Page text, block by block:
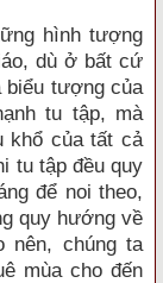
hình tượng
dù ở bất cứ
biểu tượng của
tu tập, mà
khổ của tất cả
tu tập đều quy
để noi theo,
quy hướng về
nên, chúng ta
mùa cho đến